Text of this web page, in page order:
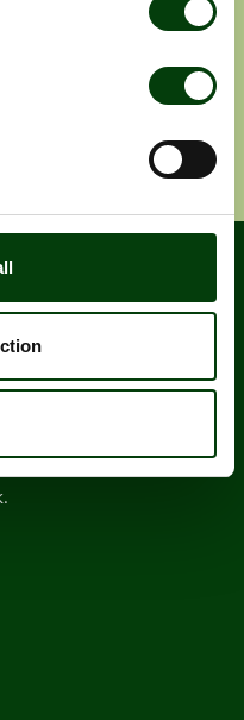
Prenumerera
mest erfarna